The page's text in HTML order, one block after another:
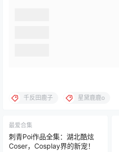
千反田鹿子 星黛鹿鹿o
最爱合集
刺青Poi作品全集：湖北酷炫
Coser，Cosplay界的新宠！